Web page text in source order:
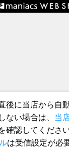
後に当店から自
ない場合は、 当
確認してください
は受信設定が必